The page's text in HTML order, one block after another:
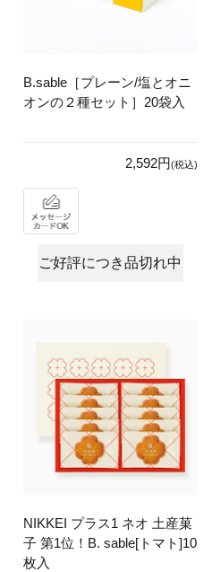
B.sable［プレーン/塩とオニ
オンの２種セット］20袋入
2,592円(税込)
ご好評につき品切れ中
NIKKEI プラス1 ネオ 土産菓
子 第1位！B. sable[トマト]10
枚入